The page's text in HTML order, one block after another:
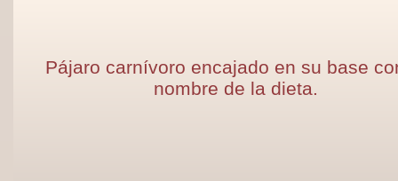
Pájaro carnívoro encajado en su base
nombre de la dieta.